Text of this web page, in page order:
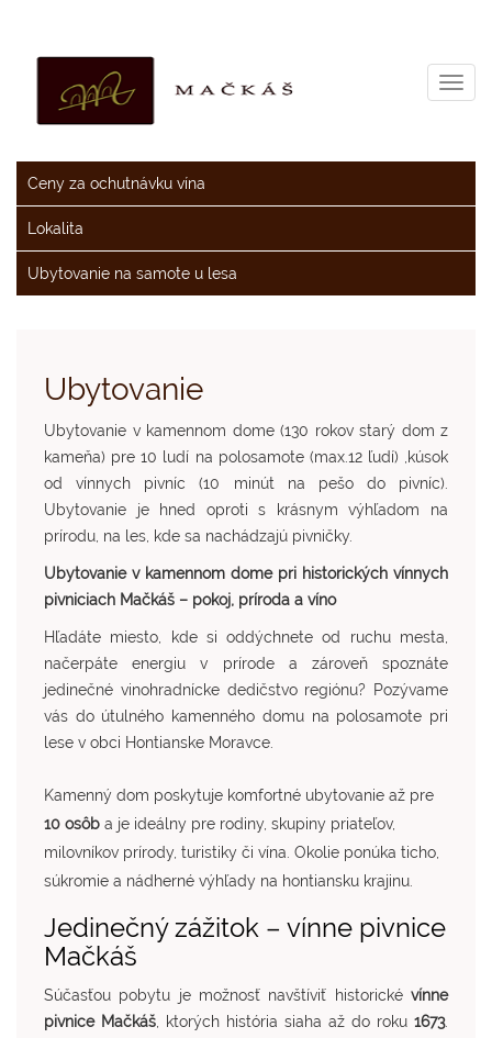
> Služby
Ceny za ochutnávku vína
Lokalita
Ubytovanie na samote u lesa
Ubytovanie
Ubytovanie v kamennom dome (130 rokov starý dom z
kameňa) pre 10 ludí na polosamote (max.12 ľudí) ,kúsok
od vínnych pivníc (10 minút na pešo do pivníc).
Ubytovanie je hned oproti s krásnym výhľadom na
prírodu, na les, kde sa nachádzajú pivničky.
Ubytovanie v kamennom dome pri historických vínnych
pivniciach Mačkáš – pokoj, príroda a víno
Hľadáte miesto, kde si oddýchnete od ruchu mesta,
načerpáte energiu v prírode a zároveň spoznáte
jedinečné vinohradnícke dedičstvo regiónu? Pozývame
vás do útulného kamenného domu na polosamote pri
lese v obci Hontianske Moravce
Kamenný dom poskytuje komfortné ubytovanie až pre
10 osôb a je ideálny pre rodiny, skupiny priateľov,
milovníkov prírody, turistiky či vína. Okolie ponúka ticho,
súkromie a nádherné výhľady na hontiansku krajinu.
Jedinečný zážitok – vínne pivnice
Mačkáš
Súčasťou pobytu je možnosť navštíviť historické vínne
pivnice Mačkáš , ktorých história siaha až do roku 1673.